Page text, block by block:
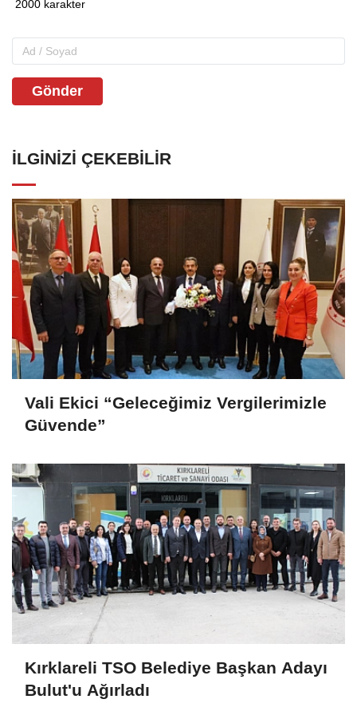
Gönder
İLGINIZI ÇEKEBILIR
Vali Ekici “Geleceğimiz Vergilerimizle
Güvende”
Kırklareli TSO Belediye Başkan Adayı
Bulut'u Ağırladı